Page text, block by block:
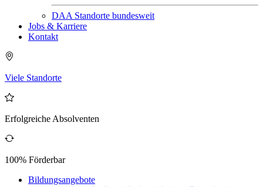
DAA Standorte bundesweit
Jobs & Karriere
Kontakt
Viele Standorte
Erfolgreiche Absolventen
100% Förderbar
Bildungsangebote